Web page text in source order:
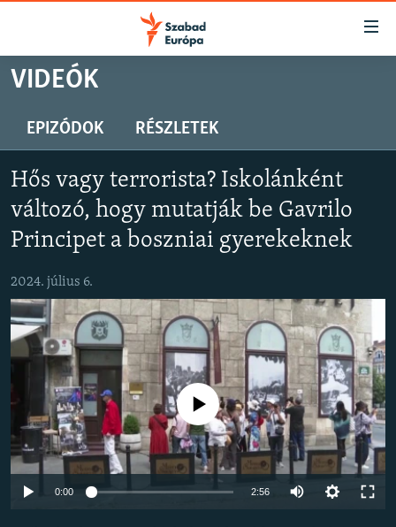
Akadálymentes
Ugrás
oldalra
tartalomjegyzékre
AKTUÁLIS
VIDEÓK
ELEMZŐ
SZABADON
TÁRSADALOM
DEMOKRÁCIA
A PÉNZ NYOMÁBAN
EURÓPAI UNIÓ
VILÁG
KLÍMAVÁLTOZÁS
VIDEÓK
EPIZÓDOK RÉSZLETEK
Hős vagy terrorista? Iskolánként
változó, hogy mutatják be Gavrilo
Principet a boszniai gyerekeknek
2024. július 6.
Jelenleg nincs elérhető tartalom
0:00 2:56